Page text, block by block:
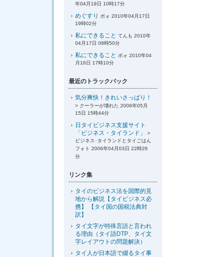
年04月19日 10時17分
めぐすり
ポォ 2010年04月17日
19時02分
私にできること てんも 2010年
04月17日 08時50分
私にできること ポォ 2010年04
月16日 17時10分
最近のトラックバック
気分爽快！きれいさっぱり！
> クーラーが壊れた 2006年05月
15日 15時44分
日タイビジネス支援サイト
「ビジネス・タイランド」
>
ビジネス･タイランドとタイごはん
フォト 2006年04月03日 22時26
分
リンク集
タイのビジネス法を国際的見
地から解説【タイビジネス必
携】 【タイ国の国税法典対
訳】
タイ文字が特殊言語と言われ
る理由（タイ語DTP、タイ文
字レイアウトの問題解決）
タイ人が日本語で綴るタイ事